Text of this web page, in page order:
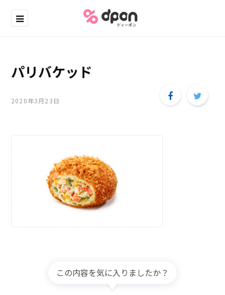
パリバケッド
2020年3月23日
この内容を気に入りましたか？